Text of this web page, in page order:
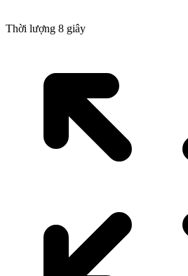
Thời lượng 8 giây